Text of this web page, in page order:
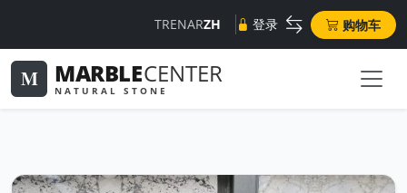
TRENARZH 登录 购物车
M MARBLECENTER
NATURAL STONE